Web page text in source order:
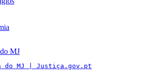
MJ
do MJ | Justiça.gov.pt